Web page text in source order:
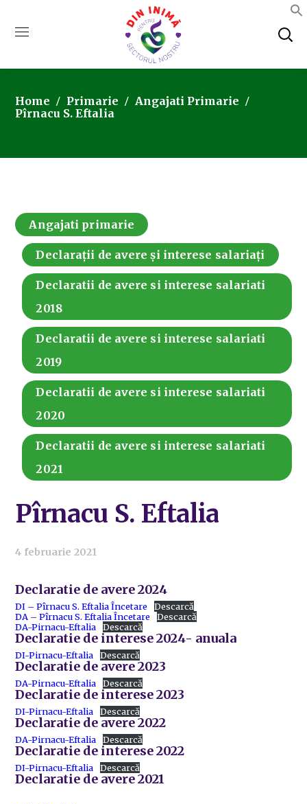
Home Primarie
Angajati Primarie
Pîrnacu S. Eftalia
Angajati primarie
Declarații de avere și interese salariați
Declaratii de avere si interese salariati
2018
Declaratii de avere si interese salariati
2019
Declaratii de avere si interese salariati
2020
Declaratii de avere si interese salariati
2021
Pîrnacu S. Eftalia
4 februarie 2021
Declaratie de avere 2024
DI – Pîrnacu S. Eftalia Încetare
Descarcă
DA – Pîrnacu S. Eftalia Încetare
Descarcă
DA-Pirnacu-Eftalia
Descarcă
Declaratie de interese 2024- anuala
DI-Pirnacu-Eftalia Descarcă
Declaratie de avere 2023
DA-Pirnacu-Eftalia Descarcă
Declaratie de interese 2023
DI-Pirnacu-Eftalia Descarcă
Declaratie de avere 2022
DA-Pirnacu-Eftalia Descarcă
Declaratie de interese 2022
DI-Pirnacu-Eftalia Descarcă
Declaratie de avere 2021